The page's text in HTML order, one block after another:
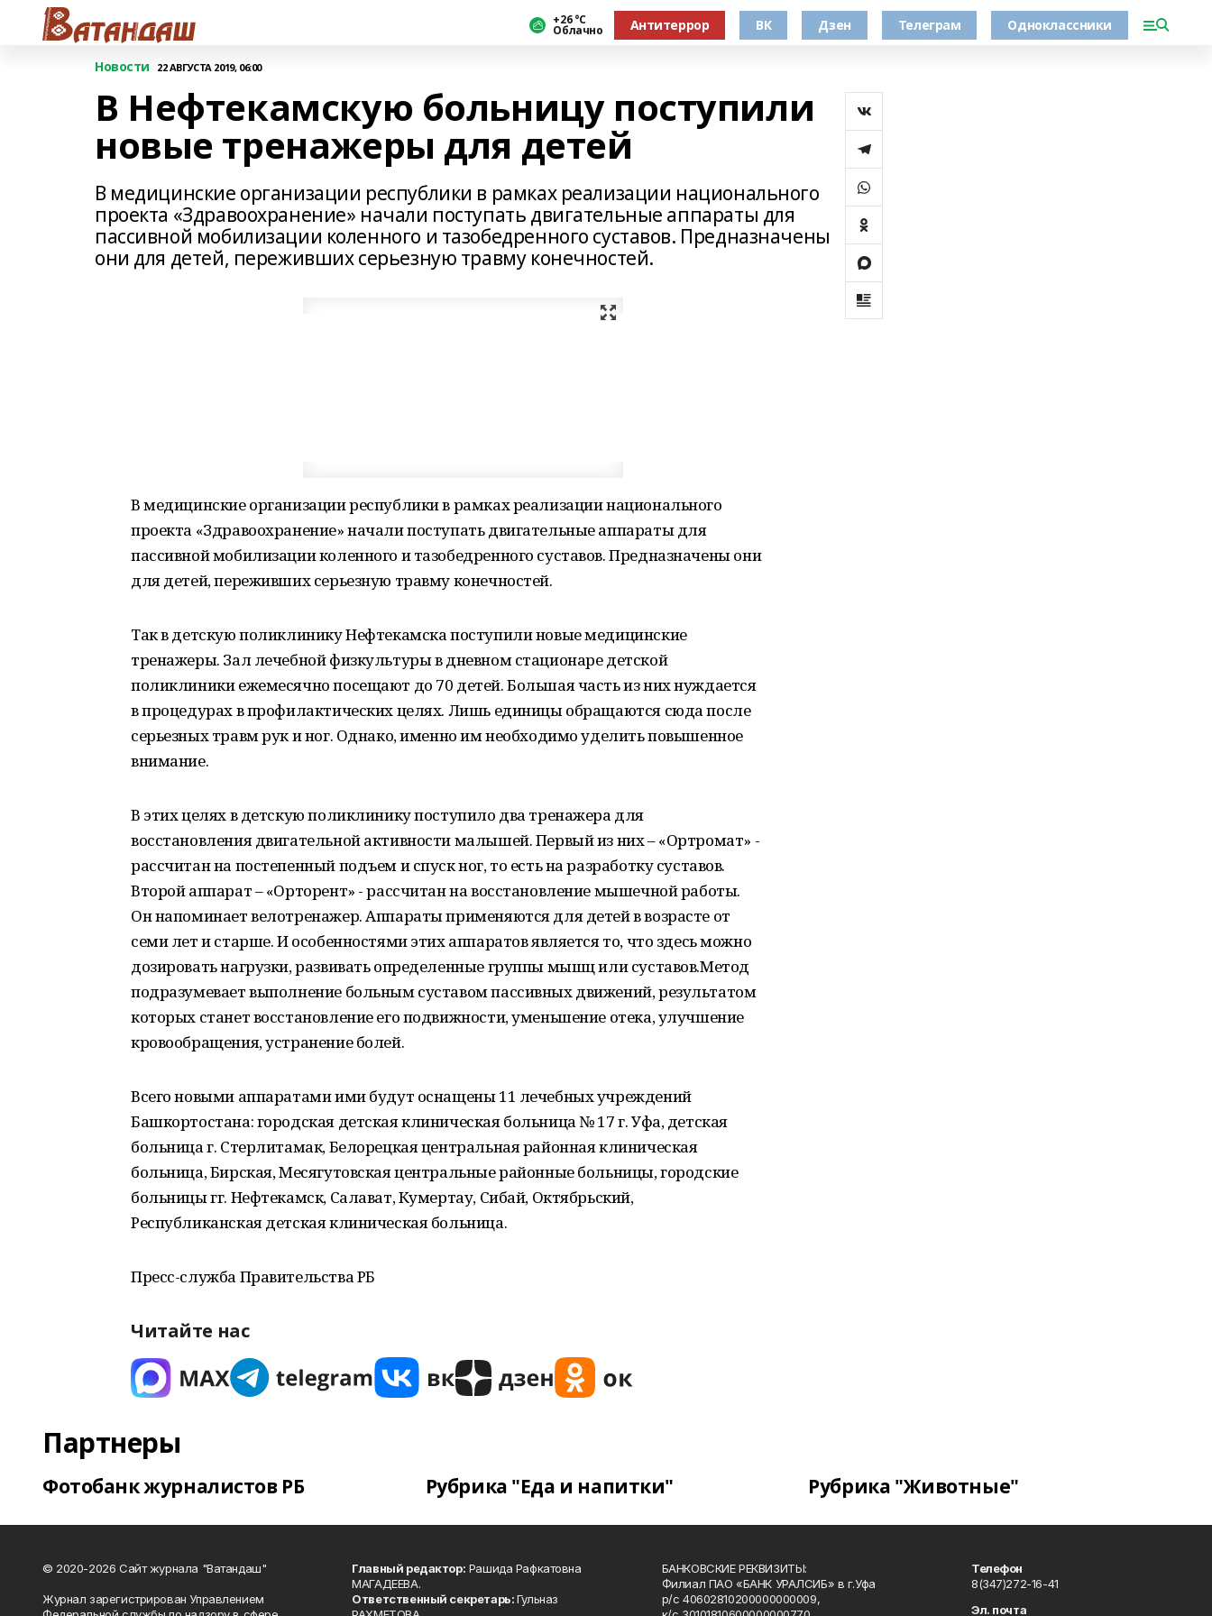
+26 °С
Облачно Антитеррор ВК Дзен Телеграм Одноклассники
Новости 22 АВГУСТА 2019, 06:00
В Нефтекамскую больницу поступили
новые тренажеры для детей
В медицинские организации республики в рамках реализации национального
проекта «Здравоохранение» начали поступать двигательные аппараты для
пассивной мобилизации коленного и тазобедренного суставов. Предназначены
они для детей, переживших серьезную травму конечностей.
В медицинские организации республики в рамках реализации национального
проекта «Здравоохранение» начали поступать двигательные аппараты для
пассивной мобилизации коленного и тазобедренного суставов. Предназначены они
для детей, переживших серьезную травму конечностей.
Так в детскую поликлинику Нефтекамска поступили новые медицинские
тренажеры. Зал лечебной физкультуры в дневном стационаре детской
поликлиники ежемесячно посещают до 70 детей. Большая часть из них нуждается
в процедурах в профилактических целях. Лишь единицы обращаются сюда после
серьезных травм рук и ног. Однако, именно им необходимо уделить повышенное
внимание.
В этих целях в детскую поликлинику поступило два тренажера для
восстановления двигательной активности малышей. Первый из них – «Ортромат» -
рассчитан на постепенный подъем и спуск ног, то есть на разработку суставов.
Второй аппарат – «Орторент» - рассчитан на восстановление мышечной работы.
Он напоминает велотренажер. Аппараты применяются для детей в возрасте от
семи лет и старше. И особенностями этих аппаратов является то, что здесь можно
дозировать нагрузки, развивать определенные группы мышц или суставов.Метод
подразумевает выполнение больным суставом пассивных движений, результатом
которых станет восстановление его подвижности, уменьшение отека, улучшение
кровообращения, устранение болей.
Всего новыми аппаратами ими будут оснащены 11 лечебных учреждений
Башкортостана: городская детская клиническая больница № 17 г. Уфа, детская
больница г. Стерлитамак, Белорецкая центральная районная клиническая
больница, Бирская, Месягутовская центральные районные больницы, городские
больницы гг. Нефтекамск, Салават, Кумертау, Сибай, Октябрьский,
Республиканская детская клиническая больница.
Пресс-служба Правительства РБ
Читайте нас
Партнеры
Фотобанк журналистов РБ Рубрика "Еда и напитки" Рубрика "Животные"
© 2020-2026 Сайт журнала "Ватандаш"
Журнал зарегистрирован Управлением
Главный редактор: Рашида Рафкатовна
МАГАДЕЕВА.
Ответственный секретарь:Гульназ
БАНКОВСКИЕ РЕКВИЗИТЫ:
Филиал ПАО «БАНК УРАЛСИБ» в г.Уфа
р/с 40602810200000000009,
Телефон
8(347)272-16-41
Эл. почта